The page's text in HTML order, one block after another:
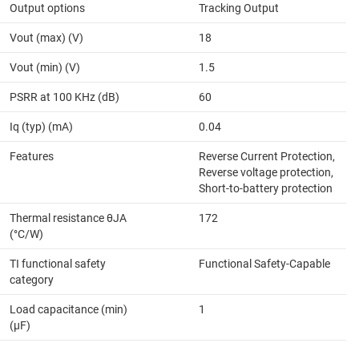
Output options Tracking Output
Vout (max) (V) 18
Vout (min) (V) 1.5
PSRR at 100 KHz (dB) 60
Iq (typ) (mA) 0.04
Features
Reverse Current Protection,
Reverse voltage protection,
Short-to-battery protection
Thermal resistance θJA
(°C/W)
172
TI functional safety
category
Functional Safety-Capable
Load capacitance (min)
(µF)
1